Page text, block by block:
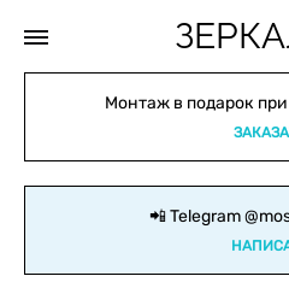
Монтаж в подарок
📲 Telegram